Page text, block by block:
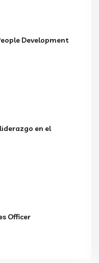
Development
en el
Officer